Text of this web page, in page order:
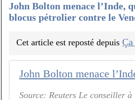
John Bolton menace l’Inde,
blocus pétrolier contre le
Cet article est reposté depuis
Source: Reuters Le conseiller